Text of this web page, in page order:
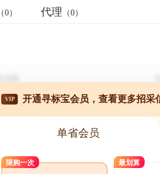
（0） 代理 （0）
VIP 开通寻标宝会员，查看更多招采
单省会员
限购一次 最划算